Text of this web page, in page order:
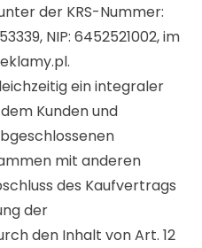
der KRS-Nummer:
NIP: 6452521002, im
ein integraler
Kunden und
mit anderen
des Kaufvertrags
der
den Inhalt von Art. 12